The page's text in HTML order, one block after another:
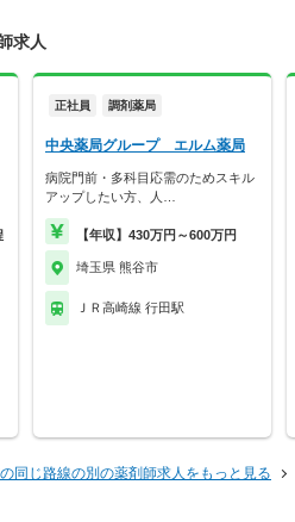
求人
正社員 調剤薬局
中央薬局グループ エルム薬局
病院門前・多科目応需のためスキル
アップしたい方、人…
【年収】430万円～600万円
埼玉県 熊谷市
ＪＲ高崎線 行田駅
同じ路線の別の薬剤師求人をもっと見る